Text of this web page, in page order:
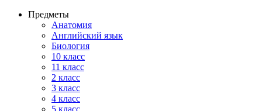
Предметы
Анатомия
Английский язык
Биология
10 класс
11 класс
2 класс
3 класс
4 класс
5 класс